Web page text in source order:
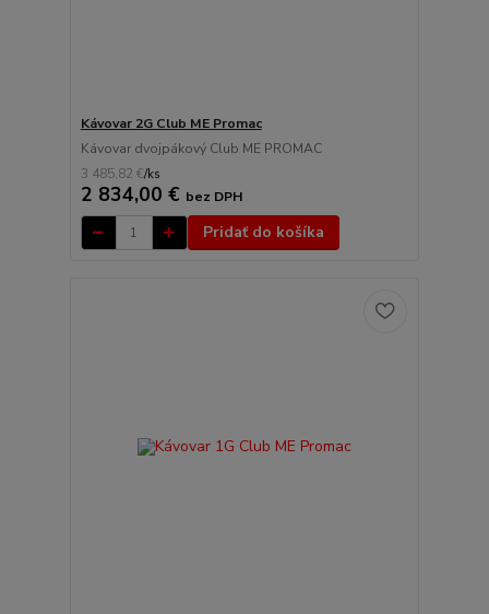
Kávovar 2G Club ME Promac
Kávovar dvojpákový Club ME PROMAC
3 485,82 €/ks
2 834,00 € bez DPH
Pridať do košíka